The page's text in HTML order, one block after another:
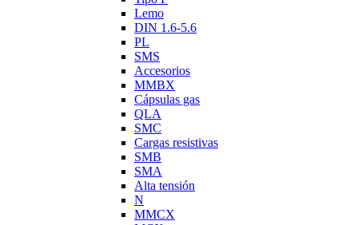
Lemo
DIN 1.6-5.6
PL
SMS
Accesorios
MMBX
Cápsulas gas
QLA
SMC
Cargas resistivas
SMB
SMA
Alta tensión
N
MMCX